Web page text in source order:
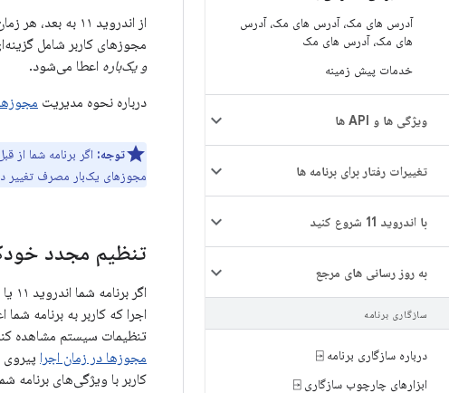
آدرس های مک، آدرس های مک، آدرس
های مک، آدرس های مک
خدمات پیش زمینه
ویژگی ها و API ها
تغییرات رفتار برای برنامه ها
با اندروید 11 شروع کنید
به روز رسانی های مرجع
سازگاری برنامه
درباره سازگاری برنامه ⍈
ابزارهای چارچوب سازگاری ⍈
از اندروید ۱۱
مجوزهای کاربر شامل
و یک‌باره اعطا می‌شود.
درباره نحوه مدیریت
توجه: اگر برنامه شما از
مجوزهای یک‌بار مصرف تغییر
تنظیم مجدد
اجرا که کاربر به برنامه
تنظیمات سیستم مشاهده
مجوزها در زمان اجرا پیروی
کاربر با ویژگی‌های برنامه